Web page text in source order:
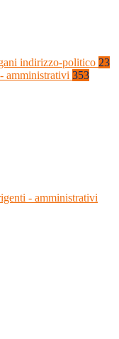
indirizzo-politico 23
amministrativi 353
- amministrativi